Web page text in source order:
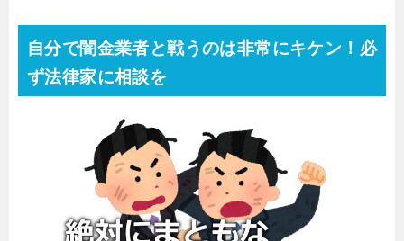
自分で闇金業者と戦うのは非常にキケン！必
ず法律家に相談を